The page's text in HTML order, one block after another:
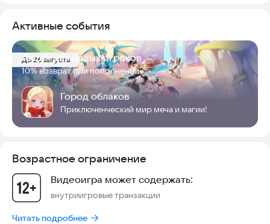
Активные события
До 26 августа
Акция для новых игроков
10% возврат при пополнении
Город облаков
Приключенческий мир меча и магии!
Возрастное ограничение
Видеоигра может содержать:
внутриигровые транзакции
Читать подробнее